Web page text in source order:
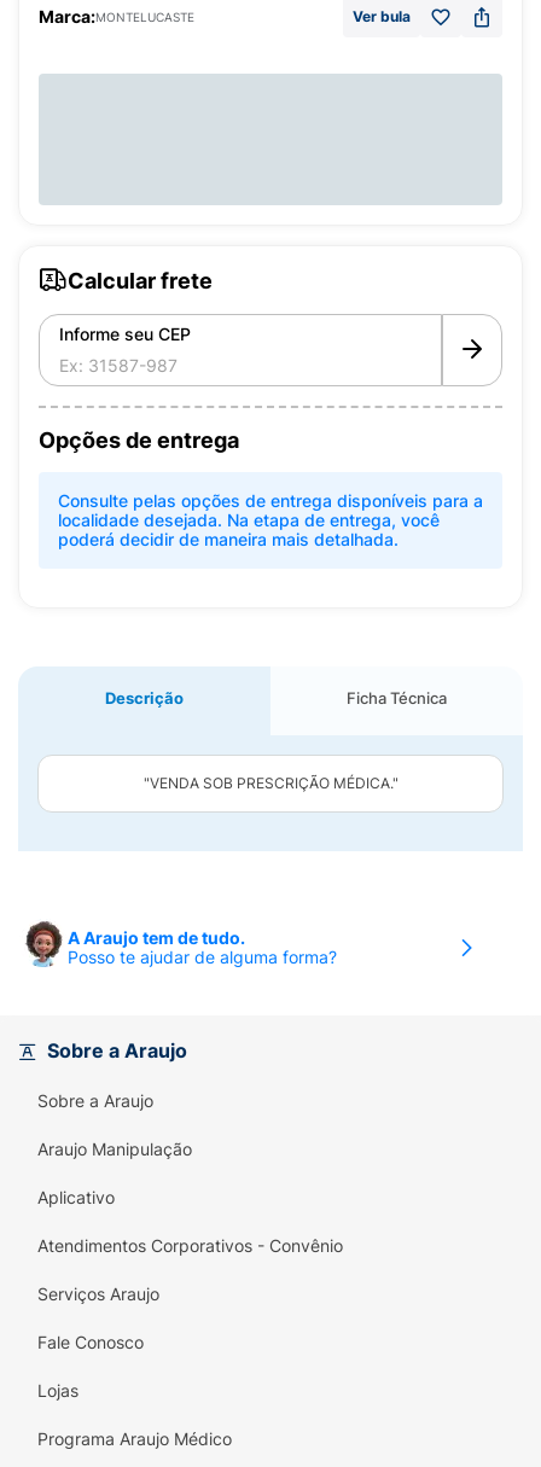
Marca:MONTELUCASTE Ver bula
Calcular frete
Informe seu CEP
Opções de entrega
Consulte pelas opções de entrega disponíveis para a
localidade desejada. Na etapa de entrega, você
poderá decidir de maneira mais detalhada.
Descrição Ficha Técnica
"VENDA SOB PRESCRIÇÃO MÉDICA."
A Araujo tem de tudo.
Posso te ajudar de alguma forma?
Sobre a Araujo
Sobre a Araujo
Araujo Manipulação
Aplicativo
Atendimentos Corporativos - Convênio
Serviços Araujo
Fale Conosco
Lojas
Programa Araujo Médico